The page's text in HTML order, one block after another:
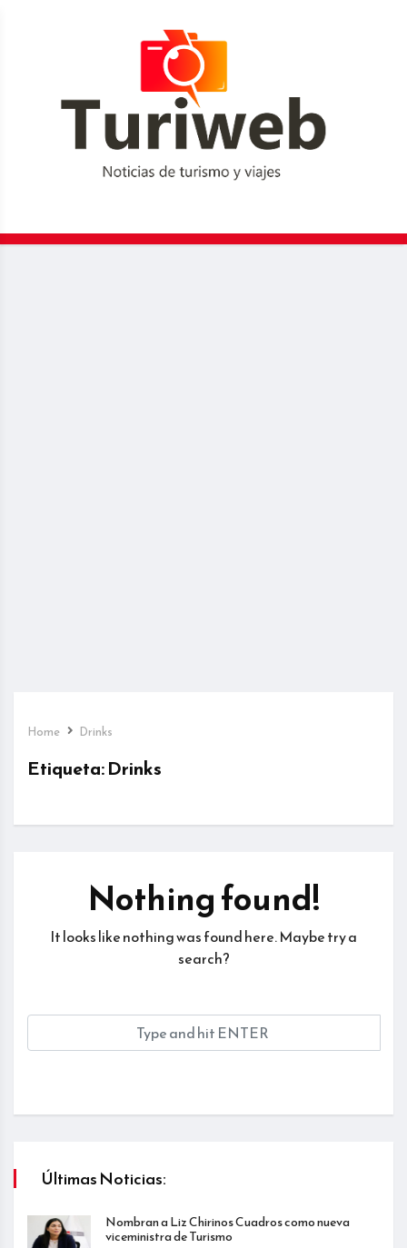
Home Drinks
Etiqueta:Drinks
Nothing found!
It looks like nothing was found here. Maybe try a
search?
Últimas Noticias:
Nombran a Liz Chirinos Cuadros como nueva
viceministra de Turismo